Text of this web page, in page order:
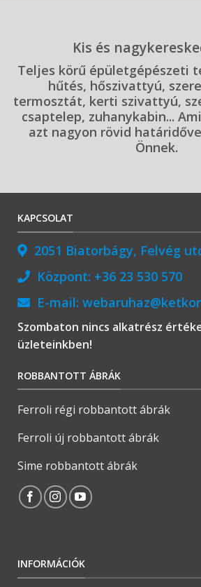
Kis és
Teljes körű épületgépészeti
hűtés, hőszivattyú,
termosztát, kerti szivattyú,
csaptelep, zuhanykabin...
azt nagyon rövid
Önnek.
KAPCSOLAT
2051 Biatorbágy, Felvég
Központ: +36 23 530 570
E-mail:
Szombaton nincs alkatrész
üzleteinkben!
ROBBANTOTT ÁBRÁK
Ferroli régi robbantott ábrák
Ferroli új robbantott ábrák
Sime robbantott ábrák
INFORMÁCIÓK